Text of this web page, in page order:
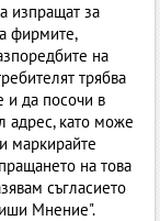
изпращат за
фирмите,
на
трябва
и да посочи в
адрес, като може
маркирайте
на това
съгласието
Мнение".